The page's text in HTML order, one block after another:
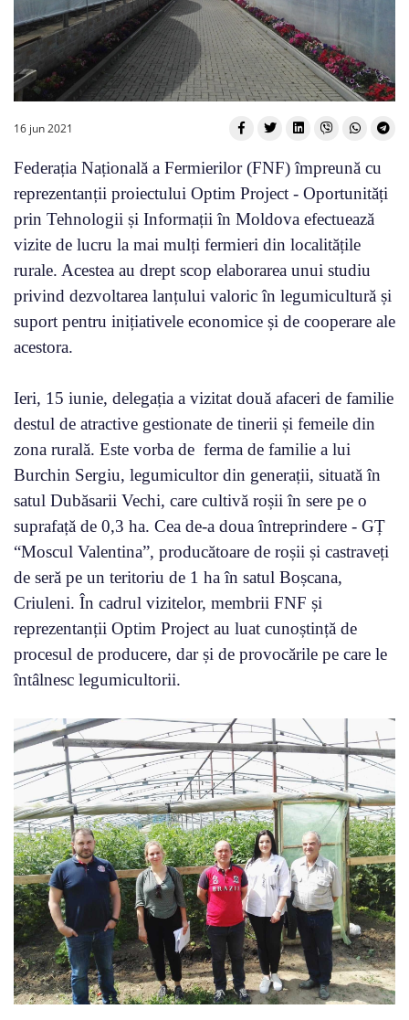
16 jun 2021
Federația Națională a Fermierilor (FNF) împreună cu
reprezentanții proiectului Optim Project - Oportunități
prin Tehnologii și Informații în Moldova efectuează
vizite de lucru la mai mulți fermieri din localitățile
rurale. Acestea au drept scop elaborarea unui studiu
privind dezvoltarea lanțului valoric în legumicultură și
suport pentru inițiativele economice și de cooperare ale
acestora.
Ieri, 15 iunie, delegația a vizitat două afaceri de familie
destul de atractive gestionate de tinerii și femeile din
zona rurală. Este vorba de ferma de familie a lui
Burchin Sergiu, legumicultor din generații, situată în
satul Dubăsarii Vechi, care cultivă roșii în sere pe o
suprafață de 0,3 ha. Cea de-a doua întreprindere - GȚ
“Moscul Valentina”, producătoare de roșii și castraveți
de seră pe un teritoriu de 1 ha în satul Boșcana,
Criuleni. În cadrul vizitelor, membrii FNF și
reprezentanții Optim Project au luat cunoștință de
procesul de producere, dar și de provocările pe care le
întâlnesc legumicultorii.